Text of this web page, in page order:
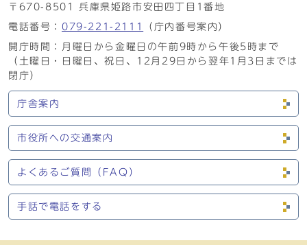
〒670-8501 兵庫県姫路市安田四丁目1番地
電話番号： 079-221-2111
（庁内番号案内）
開庁時間：月曜日から金曜日の午前9時から午後5時まで
（土曜日・日曜日、祝日、12月29日から翌年1月3日までは
閉庁）
庁舎案内
市役所への交通案内
よくあるご質問（FAQ）
手話で電話をする